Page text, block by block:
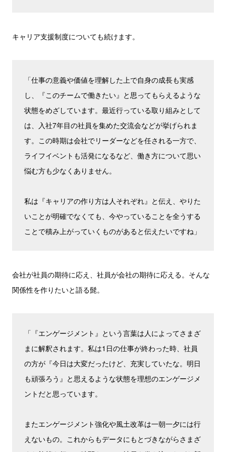
キャリア支援制度についても続けます。
「仕事の意義や価値を理解した上で自身の成長も実感
し、『このチームで働きたい』と思ってもらえるような
状態をめざしています。最近行っている取り組みとして
は、入社7年目の社員を集めた交流会などが挙げられま
す。この時期は会社でリーダーなどを任される一方で、
ライフイベントも活発になるなど、働き方について思い
悩む方も少なくありません。
私は『キャリアの作り方は人それぞれ』と伝え、やりた
いことが明確でなくても、今やっていることを全うする
ことで積み上がっていくものがあると伝えたいですね」
会社が社員の期待に応え、社員が会社の期待に応える。そんな
関係性を作りたいと語る髭。
「『エンゲージメント』という言葉は人によってさまざ
まに解釈されます。私は1日の仕事が終わった時、社員
の方が『今日は大変だったけど、充実していたな。明日
も頑張ろう』と思えるような状態を理想のエンゲージメ
ントだと思っています。
またエンゲージメント強化や風土改革は一朝一夕には行
えないもの。これからもデータにもとづきながらさまざ